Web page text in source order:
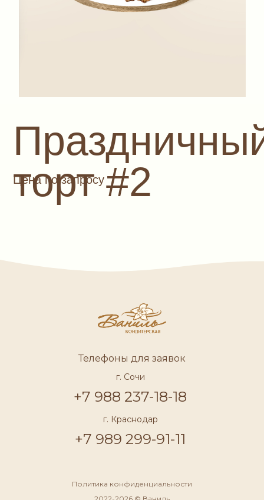
Праздничный
Телефоны для заявок
Политика конфиденциальности
+7 988 237-18-18
г. Сочи
+7 989 299-91-11
г. Краснодар